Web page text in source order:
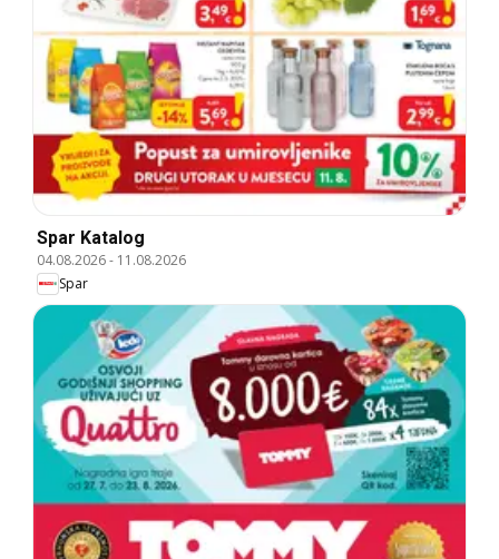
Spar Katalog
04.08.2026- 11.08.2026
Spar